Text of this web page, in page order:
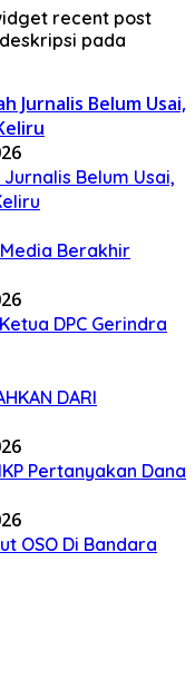
recent post
pada
Belum Usai,
Berakhir
DPC Gerindra
DARI
Pertanyakan Dana
OSO Di Bandara